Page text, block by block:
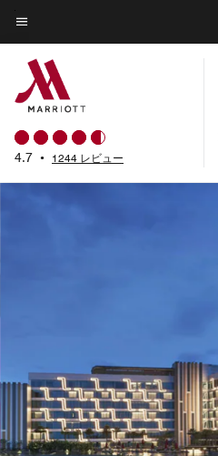
Skip
to
main
content
メニューのテキスト
4.7 • 1244 レビュー